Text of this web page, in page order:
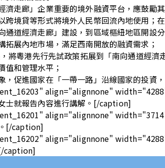
濟走廊」企業重要的境外融資平台，應鼓勵
跨境貸等形式將境外人民幣回流內地使用
通道經濟走廊」建設，到區域樞紐地區開設
拓展內地市場，滿足西南開放的融資需求；
將粵港先行先試政策拓展到「南向通道經
值和管理水平；
，促進國家在「一帶一路」沿線國家的投資
align="alignnone"
士就報告內容進行講解。[/caption]
align="alignnone"
[/caption]
align="alignnone"
caption]